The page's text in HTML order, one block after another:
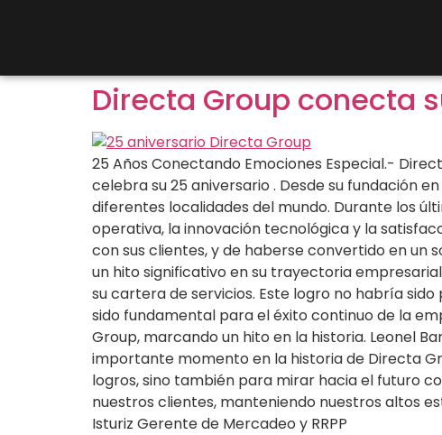
Directa Group conecta
25 Años Conectando Emociones Especial.-
celebra su 25 aniversario . Desde su fundación
diferentes localidades del mundo. Durante los
operativa, la innovación tecnológica y la
con sus clientes, y de haberse convertido en un
un hito significativo en su trayectoria
su cartera de servicios. Este logro no habría
sido fundamental para el éxito continuo de la
Group, marcando un hito en la historia. Leonel
importante momento en la historia de Directa
logros, sino también para mirar hacia el futuro
nuestros clientes, manteniendo nuestros altos
Isturiz Gerente de Mercadeo y RRPP